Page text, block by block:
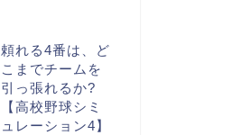
頼れる4番は、ど
こまでチームを
引っ張れるか?
【高校野球シミ
ュレーション4】